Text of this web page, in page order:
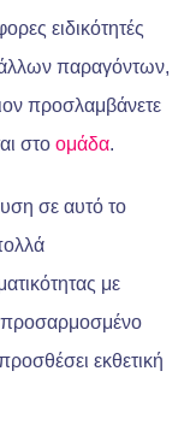
ειδικότητές
παραγόντων,
προσλαμβάνετε
στο ομάδα.
σε αυτό το
με
προσαρμοσμένο
εκθετική